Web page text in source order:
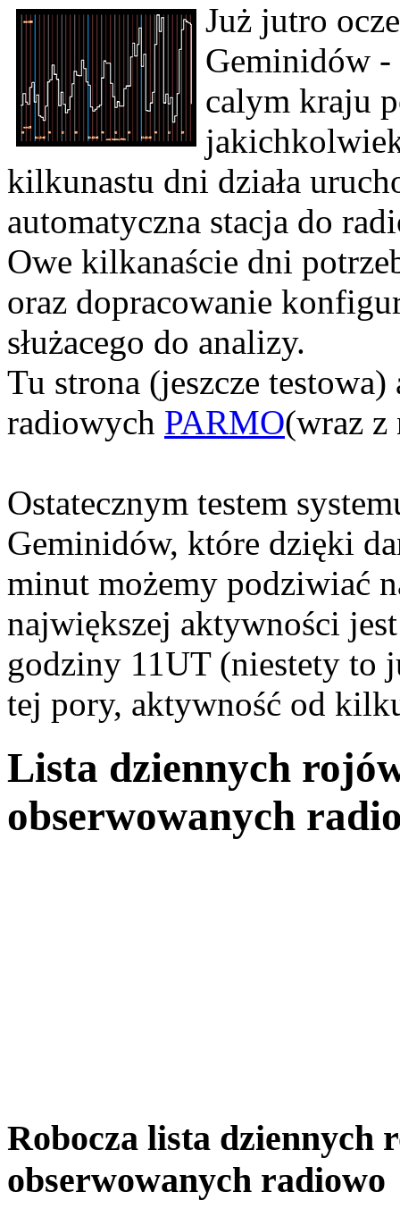
Już jutro
Geminidów -
calym kraju
kilkunastu dni działa
automatyczna stacja do
Owe kilkanaście dni
oraz dopracowanie
służacego do analizy.
Tu strona (jeszcze
radiowych PARMO(wraz z
Ostatecznym testem
Geminidów, które dzięki
minut możemy podziwiać
największej aktywności
godziny 11UT (niestety to
tej pory, aktywność od
Lista dziennych
obserwowanych
Robocza lista dziennych
obserwowanych radiowo